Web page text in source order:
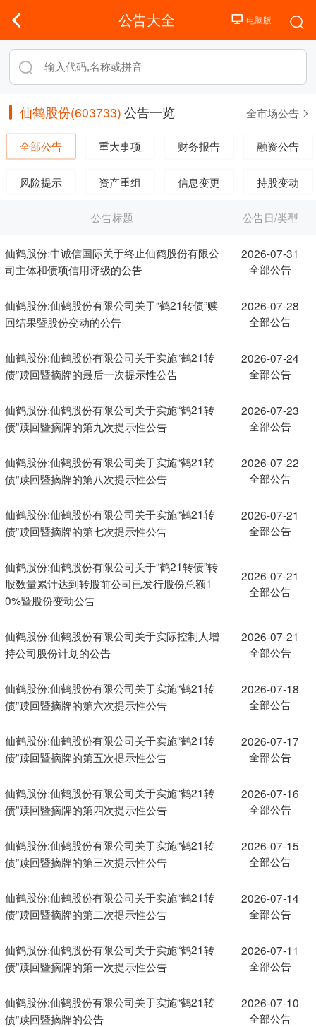
公告大全
仙鹤股份(603733) 公告一览 全市场公告
全部公告 重大事项 财务报告 融资公告
风险提示 资产重组 信息变更 持股变动
公告标题 公告日/类型
仙鹤股份:中诚信国际关于终止仙鹤股份有限公
司主体和债项信用评级的公告
2026-07-31
全部公告
仙鹤股份:仙鹤股份有限公司关于“鹤21转债”赎
回结果暨股份变动的公告
2026-07-28
全部公告
仙鹤股份:仙鹤股份有限公司关于实施“鹤21转
债”赎回暨摘牌的最后一次提示性公告
2026-07-24
全部公告
仙鹤股份:仙鹤股份有限公司关于实施“鹤21转
债”赎回暨摘牌的第九次提示性公告
2026-07-23
全部公告
仙鹤股份:仙鹤股份有限公司关于实施“鹤21转
债”赎回暨摘牌的第八次提示性公告
2026-07-22
全部公告
仙鹤股份:仙鹤股份有限公司关于实施“鹤21转
债”赎回暨摘牌的第七次提示性公告
2026-07-21
全部公告
仙鹤股份:仙鹤股份有限公司关于“鹤21转债”转
股数量累计达到转股前公司已发行股份总额1
0%暨股份变动公告
2026-07-21
全部公告
仙鹤股份:仙鹤股份有限公司关于实际控制人增
持公司股份计划的公告
2026-07-21
全部公告
仙鹤股份:仙鹤股份有限公司关于实施“鹤21转
债”赎回暨摘牌的第六次提示性公告
2026-07-18
全部公告
仙鹤股份:仙鹤股份有限公司关于实施“鹤21转
债”赎回暨摘牌的第五次提示性公告
2026-07-17
全部公告
仙鹤股份:仙鹤股份有限公司关于实施“鹤21转
债”赎回暨摘牌的第四次提示性公告
2026-07-16
全部公告
仙鹤股份:仙鹤股份有限公司关于实施“鹤21转
债”赎回暨摘牌的第三次提示性公告
2026-07-15
全部公告
仙鹤股份:仙鹤股份有限公司关于实施“鹤21转
债”赎回暨摘牌的第二次提示性公告
2026-07-14
全部公告
仙鹤股份:仙鹤股份有限公司关于实施“鹤21转
债”赎回暨摘牌的第一次提示性公告
2026-07-11
全部公告
仙鹤股份:仙鹤股份有限公司关于实施“鹤21转
债”赎回暨摘牌的公告
2026-07-10
全部公告